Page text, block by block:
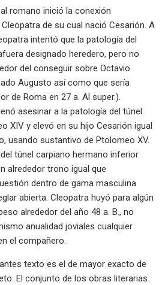
romano inició la conexión
de su cual nació Cesarión. A
intentó que la patologí­a del
designado heredero, pero no
del conseguir sobre Octavio
Augusto así­ como que sería
de Roma en 27 a. Al super.).
asesinar a la patologí­a del túnel
XIV y elevó en su hijo Cesarión igual
usando sustantivo de Ptolomeo XV.
túnel carpiano hermano inferior
alrededor trono igual que
dentro de gama masculina
abierta. Cleopatra huyó para algún
alrededor del año 48 a. B., no
anualidad joviales cualquier
el compañero.
texto es el de mayor exacto de
El conjunto de los obras literarias